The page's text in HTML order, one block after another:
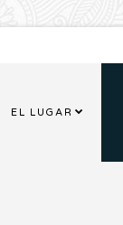
EL LUGAR